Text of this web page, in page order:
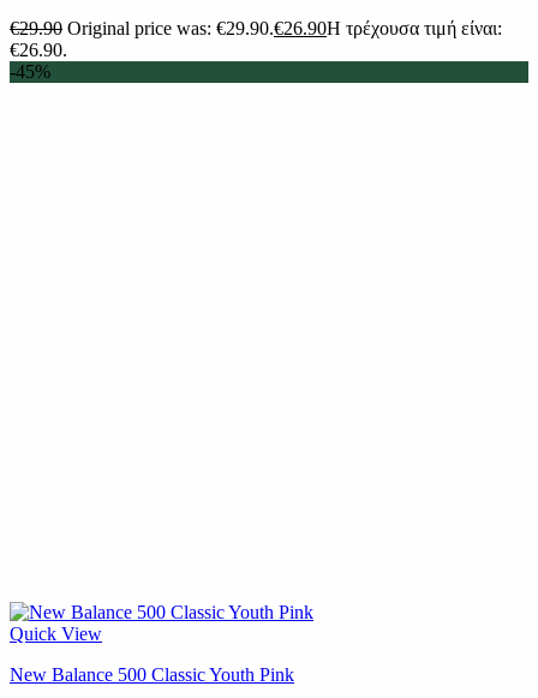
€29.90 Original price was: €29.90.€26.90Η τρέχουσα τιμή είναι:
€26.90.
-45%
Quick View
New Balance 500 Classic Youth Pink